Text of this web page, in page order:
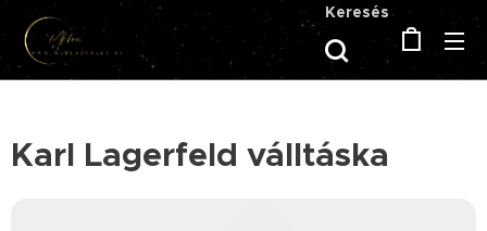
Keresés
Karl Lagerfeld válltáska